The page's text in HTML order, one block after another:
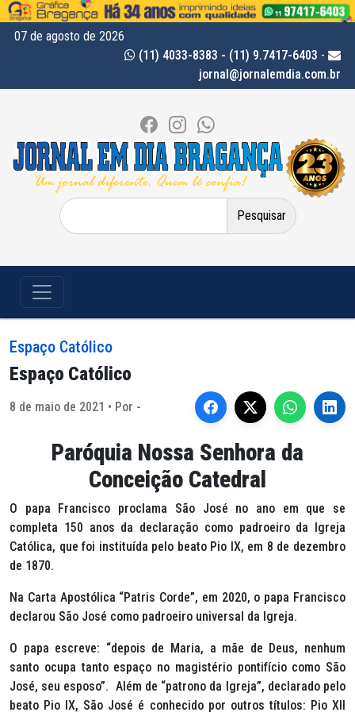
07 de agosto de 2026
(11) 4033-8383 - (11) 9.7417-6403 -
jornal@jornalemdia.com.br
Pesquisar
por:
Espaço Católico
Espaço Católico
8 de maio de 2021 • Por -
Paróquia Nossa Senhora da
Conceição Catedral
O papa Francisco proclama São José no ano em que se
completa 150 anos da declaração como padroeiro da Igreja
Católica, que foi instituída pelo beato Pio IX, em 8 de dezembro
de 1870.
Na Carta Apostólica “Patris Corde”, em 2020, o papa Francisco
declarou São José como padroeiro universal da Igreja.
O papa escreve: “depois de Maria, a mãe de Deus, nenhum
santo ocupa tanto espaço no magistério pontifício como São
José, seu esposo”. Além de “patrono da Igreja”, declarado pelo
beato Pio IX, São José é conhecido por outros títulos: Pio XII